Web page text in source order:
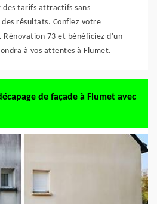
des tarifs attractifs sans
résultats. Confiez votre
Rénovation 73 et bénéficiez d'un
à vos attentes à Flumet.
de façade à Flumet avec